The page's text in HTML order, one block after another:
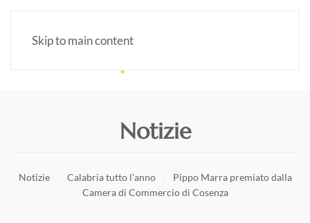
Skip to main content
Notizie
Notizie Calabria tutto l’anno
Pippo Marra premiato dalla
Camera di Commercio di Cosenza